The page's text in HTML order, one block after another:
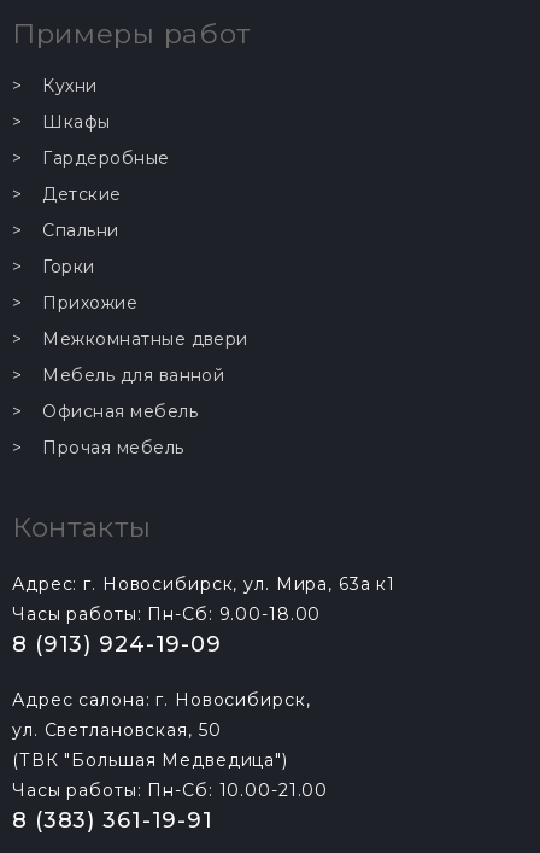
Примеры работ
Кухни
Шкафы
Гардеробные
Детские
Спальни
Горки
Прихожие
Межкомнатные двери
Мебель для ванной
Офисная мебель
Прочая мебель
Контакты
Адрес: г. Новосибирск, ул. Мира, 63а к1
Часы работы: Пн-Сб: 9.00-18.00
8 (913) 924-19-09
Адрес салона: г. Новосибирск,
ул. Светлановская, 50
(ТВК "Большая Медведица")
Часы работы: Пн-Сб: 10.00-21.00
8 (383) 361-19-91